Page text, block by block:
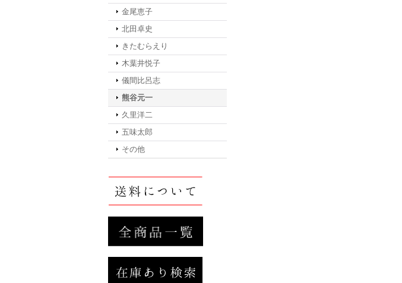
金尾恵子
北田卓史
きたむらえり
木葉井悦子
儀間比呂志
熊谷元一
久里洋二
五味太郎
その他